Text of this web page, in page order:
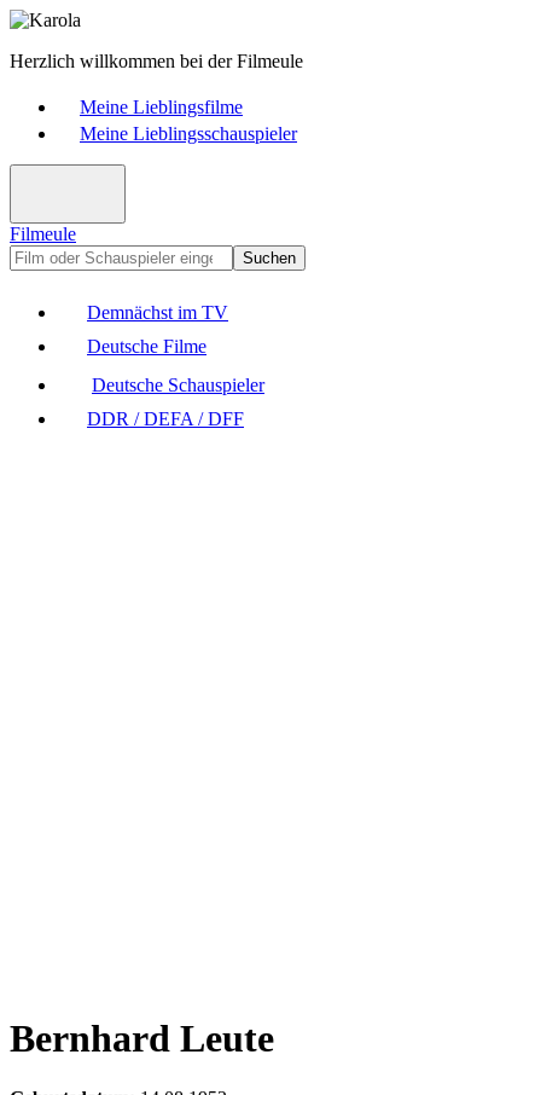
Herzlich willkommen bei der Filmeule
Meine Lieblingsfilme
Meine Lieblingsschauspieler
Filmeule
Suchen
Demnächst im TV
Deutsche Filme
Deutsche Schauspieler
DDR / DEFA / DFF
Bernhard Leute